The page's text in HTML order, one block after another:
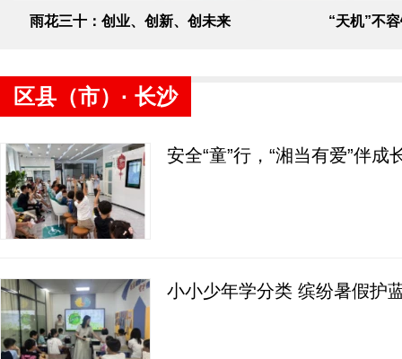
雨花三十：创业、创新、创未来 “天机”不
区县（市）· 长沙
安全“童”行，“湘当有爱”伴成
小小少年学分类 缤纷暑假护